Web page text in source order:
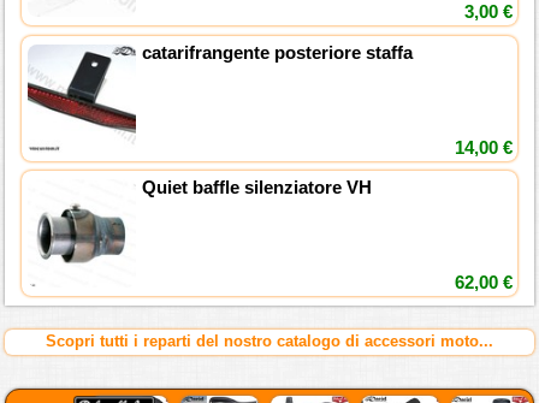
3,00 €
catarifrangente posteriore staffa
14,00 €
Quiet baffle silenziatore VH
62,00 €
Scopri tutti i reparti del nostro catalogo di accessori moto...